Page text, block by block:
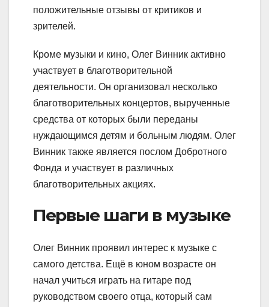
положительные отзывы от критиков и
зрителей.
Кроме музыки и кино, Олег Винник активно
участвует в благотворительной
деятельности. Он организовал несколько
благотворительных концертов, вырученные
средства от которых были переданы
нуждающимся детям и больным людям. Олег
Винник также является послом Добротного
Фонда и участвует в различных
благотворительных акциях.
Первые шаги в музыке
Олег Винник проявил интерес к музыке с
самого детства. Ещё в юном возрасте он
начал учиться играть на гитаре под
руководством своего отца, который сам